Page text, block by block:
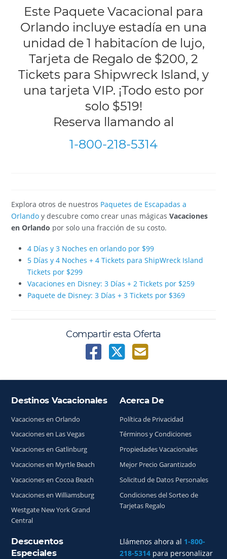
Este Paquete Vacacional para
Orlando incluye estadía en una
unidad de 1 habitacíon de lujo,
Tarjeta de Regalo de $200, 2
Tickets para Shipwreck Island, y
una tarjeta VIP. ¡Todo esto por
solo $519!
Reserva llamando al
1-800-218-5314
Explora otros de nuestros Paquetes de Escapadas a
Orlando y descubre como crear unas mágicasVacaciones
en Orlando por solo una fracción de su costo.
4 Días y 3 Noches en orlando por $99
5 Días y 4 Noches + 4 Tickets para ShipWreck Island
Tickets por $299
Vacaciones en Disney: 3 Días + 2 Tickets por $259
Paquete de Disney: 3 Días + 3 Tickets por $369
Compartir esta Oferta
Índice del sitio
Llámenos ahora al 1-800-
218-5314 para personalizar
Destinos Vacacionales
Vacaciones en Orlando
Vacaciones en Las Vegas
Vacaciones en Gatlinburg
Vacaciones en Myrtle Beach
Vacaciones en Cocoa Beach
Vacaciones en Williamsburg
Westgate New York Grand
Central
Acerca De
Política de Privacidad
Términos y Condiciones
Propiedades Vacacionales
Mejor Precio Garantizado
Solicitud de Datos Personales
Condiciones del Sorteo de
Tarjetas Regalo
Descuentos
Especiales